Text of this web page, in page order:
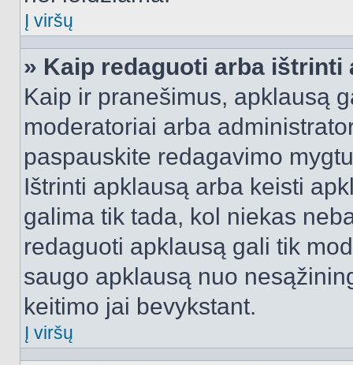
Į viršų
» Kaip redaguoti arba ištrinti
Kaip ir pranešimus, apklausą
moderatoriai arba
paspauskite redagavimo
Ištrinti apklausą arba keisti
galima tik tada, kol niekas
redaguoti apklausą gali tik
saugo apklausą nuo
keitimo jai bevykstant.
Į viršų